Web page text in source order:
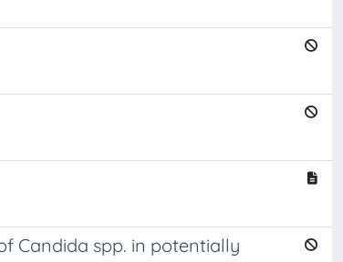
Candida spp. in potentially